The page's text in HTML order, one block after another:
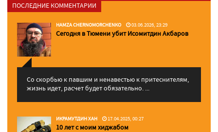
ПОСЛЕДНИЕ КОММЕНТАРИИ
HAMZA CHERNOMORCHENKO 03.06.2026, 23:29
Сегодня в Тюмени убит Исомитдин Акбаров
Со скорбью к павшим и ненавестью к притеснителям,
жизнь идет, расчет будет обязательно. ...
ИКРАМУТДИН ХАН 17.04.2025, 00:27
10 лет с моим хиджабом